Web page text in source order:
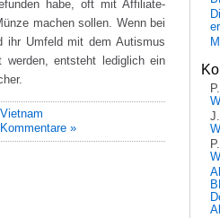
habe, oft mit Affiliate-
machen sollen. Wenn bei
ihr Umfeld mit dem Autismus
werden, entsteht lediglich ein
Vietnam
»